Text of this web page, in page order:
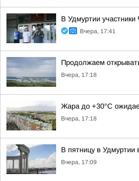
В Удмуртии
Вчера, 17:41
Продолжаем
Вчера, 17:18
Жара до +30°С
Вчера, 17:18
В пятницу в Удмуртии
Вчера, 17:09